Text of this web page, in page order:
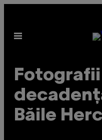
content
Open
Băile